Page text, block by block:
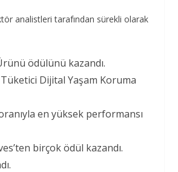
analistleri tarafından sürekli olarak
ödülünü kazandı.
Tüketici Dijital Yaşam Koruma
en yüksek performansı
birçok ödül kazandı.